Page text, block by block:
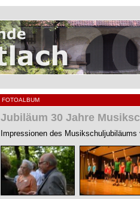
FOTOALBUM
Jubiläum 30 Jahre
Impressionen des Musikschuljubiläums